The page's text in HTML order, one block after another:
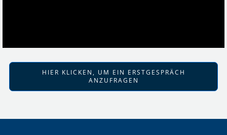
HIER KLICKEN, UM EIN ERSTGESPRÄCH
ANZUFRAGEN